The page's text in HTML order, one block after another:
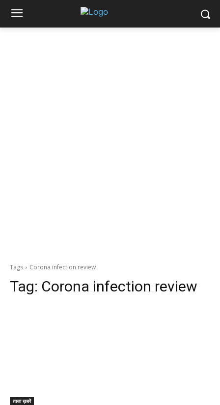
Tags Corona infection review
Tag: Corona infection review
ताजा ख़बरें